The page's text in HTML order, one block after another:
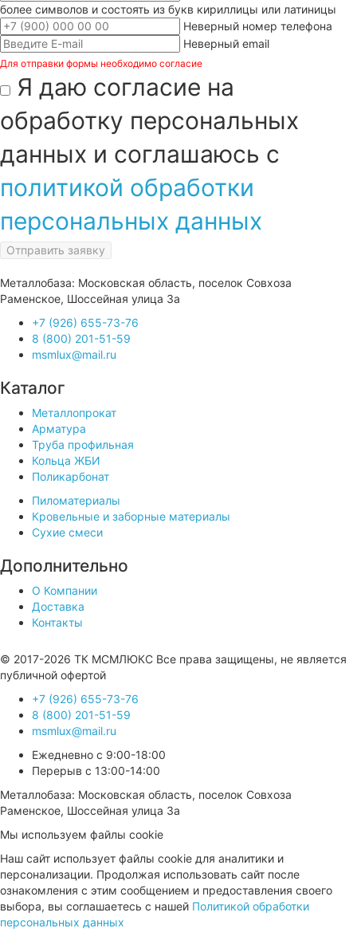
более символов и состоять из букв кириллицы или латиницы
Неверный номер телефона
Неверный email
Для отправки формы необходимо согласие
Я даю согласие на
обработку персональных
данных и соглашаюсь с
политикой обработки
персональных данных
Отправить заявку
Металлобаза: Московская область, поселок Совхоза
Раменское, Шоссейная улица 3а
+7 (926) 655-73-76
8 (800) 201-51-59
msmlux@mail.ru
Каталог
Металлопрокат
Арматура
Труба профильная
Кольца ЖБИ
Поликарбонат
Пиломатериалы
Кровельные и заборные материалы
Сухие смеси
Дополнительно
О Компании
Доставка
Контакты
© 2017-2026 ТК МСМЛЮКС Все права защищены, не является
публичной офертой
+7 (926) 655-73-76
8 (800) 201-51-59
msmlux@mail.ru
Ежедневно с 9:00-18:00
Перерыв с 13:00-14:00
Металлобаза: Московская область, поселок Совхоза
Раменское, Шоссейная улица 3а
Мы используем файлы cookie
Наш сайт использует файлы cookie для аналитики и
персонализации. Продолжая использовать сайт после
ознакомления с этим сообщением и предоставления своего
выбора, вы соглашаетесь с нашей Политикой обработки
персональных данных